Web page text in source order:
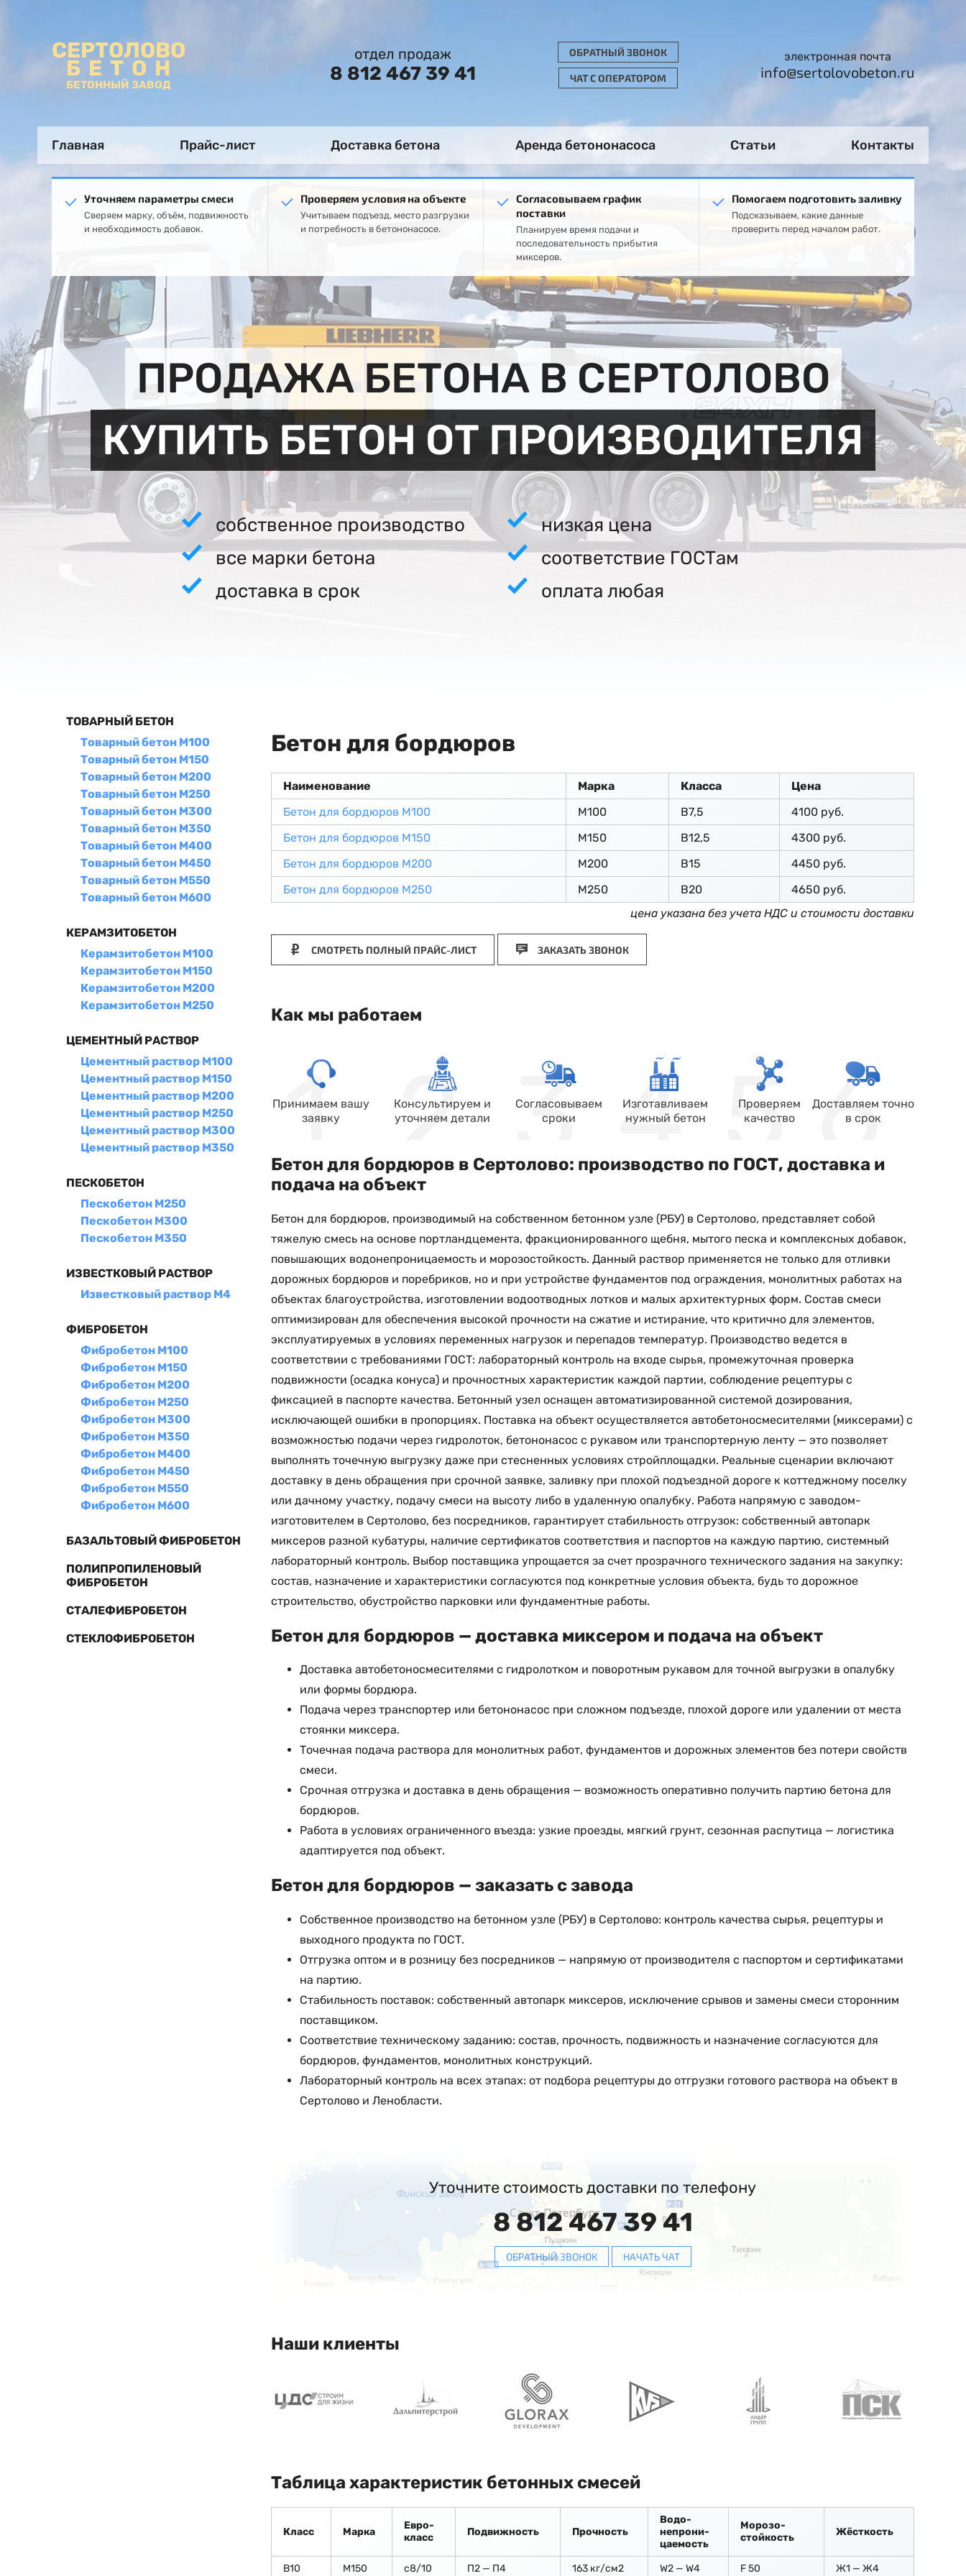
СЕРТОЛОВО
БЕТОН
БЕТОННЫЙ ЗАВОД
отдел продаж
8 812 467 39 41
ОБРАТНЫЙ ЗВОНОК
ЧАТ С ОПЕРАТОРОМ
электронная почта
info@sertolovobeton.ru
Главная Прайс-лист Доставка бетона Аренда бетононасоса Статьи Контакты
Уточняем параметры смеси
Сверяем марку, объём, подвижность
и необходимость добавок.
Проверяем условия на объекте
Учитываем подъезд, место разгрузки
и потребность в бетононасосе.
Согласовываем график
поставки
Планируем время подачи и
последовательность прибытия
миксеров.
Помогаем подготовить заливку
Подсказываем, какие данные
проверить перед началом работ.
ПРОДАЖА БЕТОНА В СЕРТОЛОВО
КУПИТЬ БЕТОН ОТ ПРОИЗВОДИТЕЛЯ
собственное производство
низкая цена
все марки бетона
соответствие ГОСТам
доставка в срок
оплата любая
ТОВАРНЫЙ БЕТОН
Товарный бетон М100
Товарный бетон М150
Товарный бетон М200
Товарный бетон М250
Товарный бетон М300
Товарный бетон М350
Товарный бетон М400
Товарный бетон М450
Товарный бетон М550
Товарный бетон М600
КЕРАМЗИТОБЕТОН
Керамзитобетон М100
Керамзитобетон М150
Керамзитобетон М200
Керамзитобетон М250
ЦЕМЕНТНЫЙ РАСТВОР
Цементный раствор М100
Цементный раствор М150
Цементный раствор М200
Цементный раствор М250
Цементный раствор М300
Цементный раствор М350
ПЕСКОБЕТОН
Пескобетон М250
Пескобетон М300
Пескобетон М350
ИЗВЕСТКОВЫЙ РАСТВОР
Известковый раствор М4
ФИБРОБЕТОН
Фибробетон М100
Фибробетон М150
Фибробетон М200
Фибробетон М250
Фибробетон М300
Фибробетон М350
Фибробетон М400
Фибробетон М450
Фибробетон М550
Фибробетон М600
БАЗАЛЬТОВЫЙ ФИБРОБЕТОН
ПОЛИПРОПИЛЕНОВЫЙ
ФИБРОБЕТОН
СТАЛЕФИБРОБЕТОН
СТЕКЛОФИБРОБЕТОН
Бетон для бордюров
Наименование Марка Класса
Цена
Бетон для бордюров М100
М100 В7,5
4100 руб.
Бетон для бордюров М150
М150 В12,5
4300 руб.
Бетон для бордюров М200
М200 В15
4450 руб.
Бетон для бордюров М250
М250 В20
4650 руб.
цена указана без учета НДС и стоимости доставки
СМОТРЕТЬ ПОЛНЫЙ ПРАЙС-ЛИСТ ЗАКАЗАТЬ ЗВОНОК
Как мы работаем
Принимаем вашу
заявку
Консультируем и
уточняем детали
Согласовываем
сроки
Изготавливаем
нужный бетон
Проверяем
качество
Доставляем точно
в срок
Бетон для бордюров в Сертолово: производство по ГОСТ, доставка и
подача на объект
Бетон для бордюров, производимый на собственном бетонном узле (РБУ) в Сертолово, представляет собой
тяжелую смесь на основе портландцемента, фракционированного щебня, мытого песка и комплексных добавок,
повышающих водонепроницаемость и морозостойкость. Данный раствор применяется не только для отливки
дорожных бордюров и поребриков, но и при устройстве фундаментов под ограждения, монолитных работах на
объектах благоустройства, изготовлении водоотводных лотков и малых архитектурных форм. Состав смеси
оптимизирован для обеспечения высокой прочности на сжатие и истирание, что критично для элементов,
эксплуатируемых в условиях переменных нагрузок и перепадов температур. Производство ведется в
соответствии с требованиями ГОСТ: лабораторный контроль на входе сырья, промежуточная проверка
подвижности (осадка конуса) и прочностных характеристик каждой партии, соблюдение рецептуры с
фиксацией в паспорте качества. Бетонный узел оснащен автоматизированной системой дозирования,
исключающей ошибки в пропорциях. Поставка на объект осуществляется автобетоносмесителями (миксерами) с
возможностью подачи через гидролоток, бетононасос с рукавом или транспортерную ленту — это позволяет
выполнять точечную выгрузку даже при стесненных условиях стройплощадки. Реальные сценарии включают
доставку в день обращения при срочной заявке, заливку при плохой подъездной дороге к коттеджному поселку
или дачному участку, подачу смеси на высоту либо в удаленную опалубку. Работа напрямую с заводом-
изготовителем в Сертолово, без посредников, гарантирует стабильность отгрузок: собственный автопарк
миксеров разной кубатуры, наличие сертификатов соответствия и паспортов на каждую партию, системный
лабораторный контроль. Выбор поставщика упрощается за счет прозрачного технического задания на закупку:
состав, назначение и характеристики согласуются под конкретные условия объекта, будь то дорожное
строительство, обустройство парковки или фундаментные работы.
Бетон для бордюров — доставка миксером и подача на объект
Доставка автобетоносмесителями с гидролотком и поворотным рукавом для точной выгрузки в опалубку
или формы бордюра.
Подача через транспортер или бетононасос при сложном подъезде, плохой дороге или удалении от места
стоянки миксера.
Точечная подача раствора для монолитных работ, фундаментов и дорожных элементов без потери свойств
смеси.
Срочная отгрузка и доставка в день обращения — возможность оперативно получить партию бетона для
бордюров.
Работа в условиях ограниченного въезда: узкие проезды, мягкий грунт, сезонная распутица — логистика
адаптируется под объект.
Бетон для бордюров — заказать с завода
Собственное производство на бетонном узле (РБУ) в Сертолово: контроль качества сырья, рецептуры и
выходного продукта по ГОСТ.
Отгрузка оптом и в розницу без посредников — напрямую от производителя с паспортом и сертификатами
на партию.
Стабильность поставок: собственный автопарк миксеров, исключение срывов и замены смеси сторонним
поставщиком.
Соответствие техническому заданию: состав, прочность, подвижность и назначение согласуются для
бордюров, фундаментов, монолитных конструкций.
Лабораторный контроль на всех этапах: от подбора рецептуры до отгрузки готового раствора на объект в
Сертолово и Ленобласти.
Уточните стоимость доставки по телефону
8 812 467 39 41
ОБРАТНЫЙ ЗВОНОК НАЧАТЬ ЧАТ
Наши клиенты
Таблица характеристик бетонных смесей
Класс Марка
Евро-
класс
Подвижность Прочность
Водо-
непрони-
цаемость
Морозо-
стойкость
Жёсткость
В10 М150 c8/10 П2 — П4 163 кг/см2 W2 — W4 F 50 Ж1 — Ж4